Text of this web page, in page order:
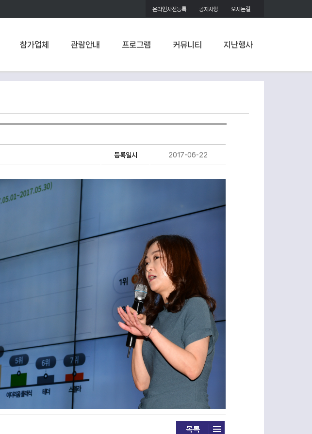
온라인사전등록 공지사항 오시는길
참가업체 관람안내 프로그램 커뮤니티 지난행사
등록일시 2017-06-22